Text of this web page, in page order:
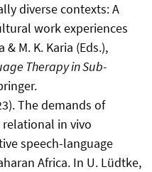
diverse contexts: A
work experiences
M. K. Karia (Eds.),
Therapy in Sub-
The demands of
in vivo
speech-language
Africa. In U. Lüdtke,